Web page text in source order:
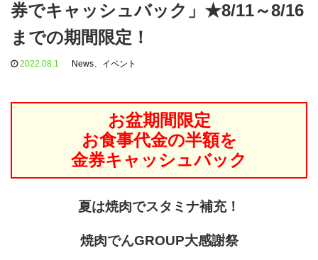
券でキャッシュバック」★8/11～8/16
までの期間限定！
2022.08.1 News、 イベント
お盆期間限定
お食事代金の半額を
金券キャッシュバック
夏は焼肉でスタミナ補充！
焼肉でんGROUP大感謝祭